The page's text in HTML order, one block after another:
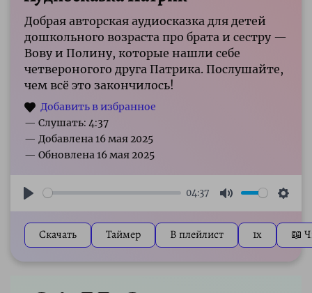
Добрая авторская аудиосказка для детей
дошкольного возраста про брата и сестру —
Вову и Полину, которые нашли себе
четвероногого друга Патрика. Послушайте,
чем всё это закончилось!
— Слушать: 4:37
Play
04:37
Mute
Скачать Таймер В плейлист 1x 📖